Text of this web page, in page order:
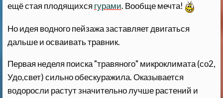
ещё стая плодящихся гурами. Вообще мечта!
Но идея водного пейзажа заставляет двигаться
дальше и осваивать травник.
Первая неделя поиска "травяного" микроклимата (со2,
Удо,свет) сильно обескуражила. Оказывается
водоросли растут значительно лучше растений и